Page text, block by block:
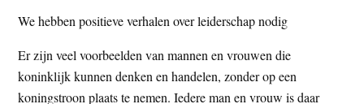
We hebben positieve verhalen over leiderschap nodig
Er zijn veel voorbeelden van mannen en vrouwen die
koninklijk kunnen denken en handelen, zonder op een
koningstroon plaats te nemen. Iedere man en vrouw is daar